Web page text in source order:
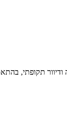
תקופתי,